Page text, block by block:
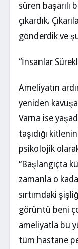
süren başarılı
çıkardık.
gönderdik ve
“İnsanlar
Ameliyatın
yeniden
Varna ise
taşıdığı
psikolojik
“Başlangıçta
zamanla o
sırtımdaki
görüntü beni
ameliyatla bu
tüm hastane